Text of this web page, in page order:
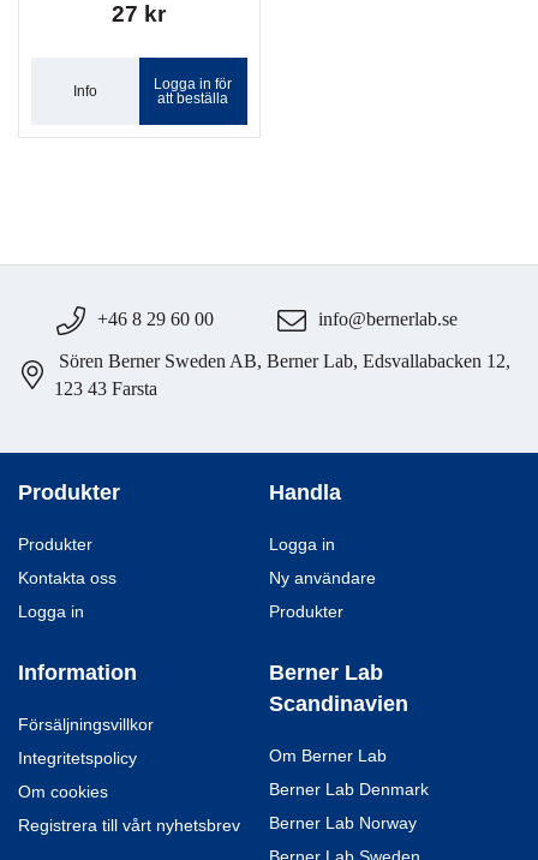
27 kr
Info
Logga in för
att beställa
+46 8 29 60 00 info@bernerlab.se
Sören Berner Sweden AB, Berner Lab, Edsvallabacken 12,
123 43 Farsta
Produkter
Produkter
Kontakta oss
Logga in
Handla
Logga in
Ny användare
Produkter
Information
Försäljningsvillkor
Integritetspolicy
Om cookies
Registrera till vårt nyhetsbrev
Berner Lab
Scandinavien
Om Berner Lab
Berner Lab Denmark
Berner Lab Norway